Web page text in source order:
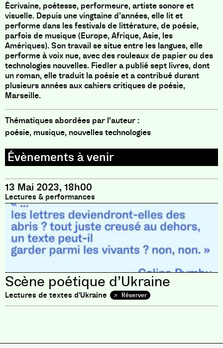
Écrivaine, poétesse, performeure, artiste sonore et
visuelle. Depuis une vingtaine d’années, elle lit et
performe dans les festivals de littérature, de poésie,
parfois de musique (Europe, Afrique, Asie, les
Amériques). Son travail se situe entre les langues, elle
performe à voix nue, avec des rouleaux de papier ou des
technologies nouvelles. Fiedler a publié sept livres, dont
un roman, elle traduit la poésie et a contribué durant
plusieurs années aux cahiers critiques de poésie,
Marseille.
Thématiques abordées par l'auteur :
poésie, musique, nouvelles technologies
13 Mai 2023, 18h00
Lectures & performances
Scène poétique d’Ukraine
Lectures de textes d'Ukraine Réserver